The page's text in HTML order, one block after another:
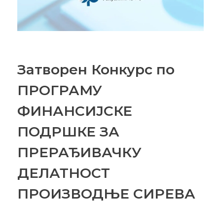
Затворен Конкурс по
ПРОГРАМУ
ФИНАНСИЈСКЕ
ПОДРШКЕ ЗА
ПРЕРАЂИВАЧКУ
ДЕЛАТНОСТ
ПРОИЗВОДЊЕ СИРЕВА